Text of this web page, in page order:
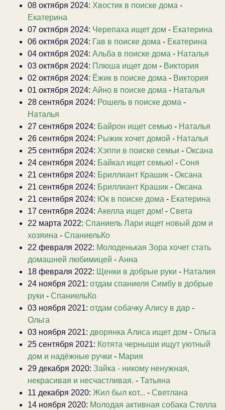
08 октября 2024: Хвостик в поиске дома -
Екатерина
07 октября 2024: Черепаха ищет дом - Екатерина
06 октября 2024: Гав в поиске дома - Екатерина
04 октября 2024: Альба в поиске дома - Наталья
03 октября 2024: Плюша ищет дом - Виктория
02 октября 2024: Ёжик в поиске дома - Виктория
01 октября 2024: Айно в поиске дома - Наталья
28 сентября 2024: Рошель в поиске дома -
Наталья
27 сентября 2024: Байрон ищет семью - Наталья
26 сентября 2024: Рыжик хочет домой - Наталья
25 сентября 2024: Хэппи в поиске семьи - Оксана
24 сентября 2024: Байкал ищет семью! - Соня
21 сентября 2024: Бриллиант Крашик - Оксана
21 сентября 2024: Бриллиант Крашик - Оксана
21 сентября 2024: Юк в поиске дома - Екатерина
17 сентября 2024: Акелла ищет дом! - Света
22 марта 2022: Спаниель Лари ищет новый дом и
хозяина - СпаниельКо
22 февраля 2022: Молоденькая Зора хочет стать
домашней любимицей - Анна
18 февраля 2022: Щенки в добрые руки - Наталия
24 ноября 2021: отдам спаниеля Симбу в добрые
руки - СпаниельКо
03 ноября 2021: отдам собачку Алису в дар -
Ольга
03 ноября 2021: дворянка Алиса ищет дом - Ольга
25 сентября 2021: Котята черныши ищут уютный
дом и надёжные ручки - Мария
29 декабря 2020: Зайка - никому ненужная,
некрасивая и несчастливая. - Татьяна
11 декабря 2020: Жил был кот... - Светлана
14 ноября 2020: Молодая активная собака Стелла